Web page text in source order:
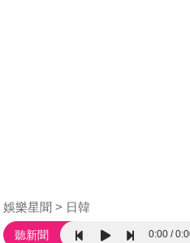
娛樂星聞 日韓
聽新聞 0:00